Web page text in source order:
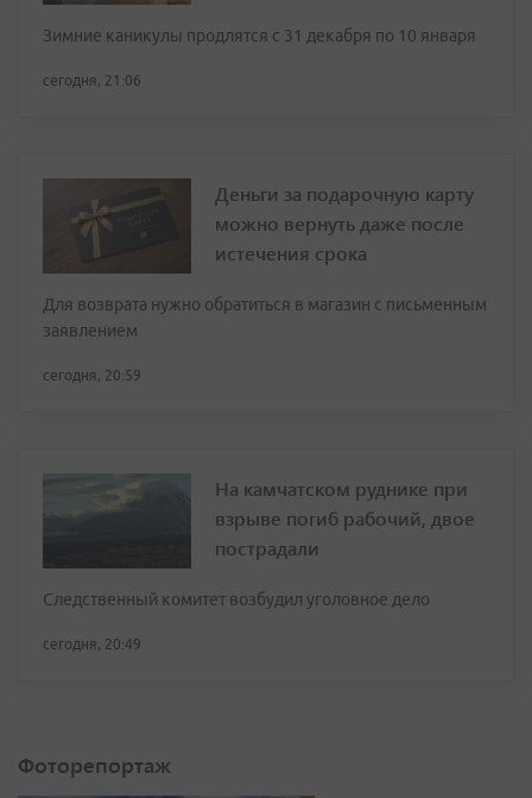
Зимние каникулы продлятся с 31 декабря по 10 января
сегодня, 21:06
Деньги за подарочную карту
можно вернуть даже после
истечения срока
Для возврата нужно обратиться в магазин с письменным
заявлением
сегодня, 20:59
На камчатском руднике при
взрыве погиб рабочий, двое
пострадали
Следственный комитет возбудил уголовное дело
сегодня, 20:49
Фоторепортаж